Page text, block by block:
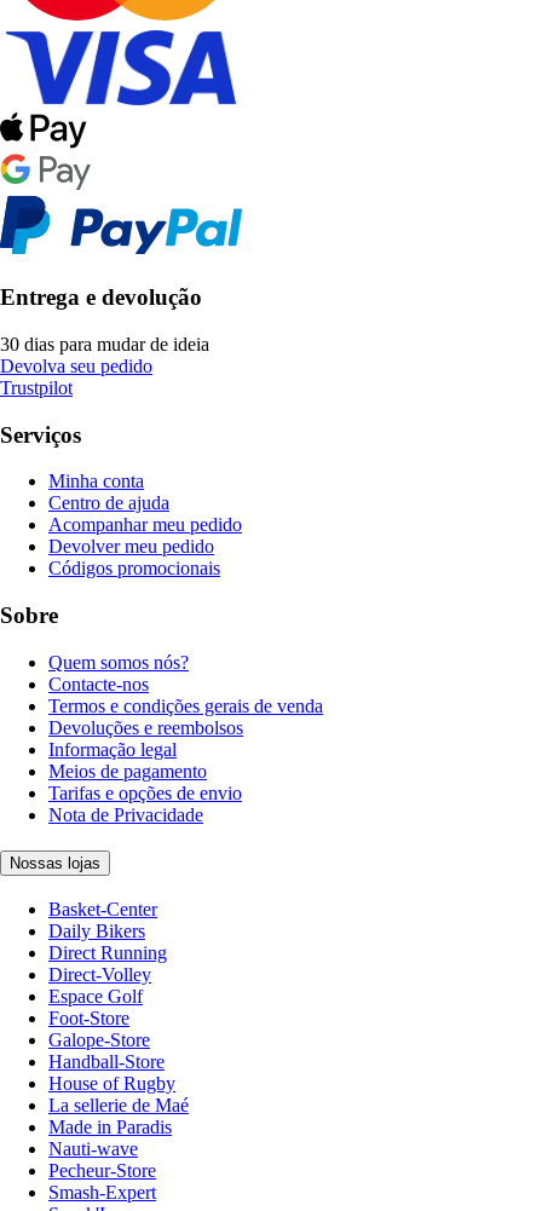
Entrega e devolução
30 dias para mudar de ideia
Devolva seu pedido
Trustpilot
Serviços
Minha conta
Centro de ajuda
Acompanhar meu pedido
Devolver meu pedido
Códigos promocionais
Sobre
Quem somos nós?
Contacte-nos
Termos e condições gerais de venda
Devoluções e reembolsos
Informação legal
Meios de pagamento
Tarifas e opções de envio
Nota de Privacidade
Nossas lojas
Basket-Center
Daily Bikers
Direct Running
Direct-Volley
Espace Golf
Foot-Store
Galope-Store
Handball-Store
House of Rugby
La sellerie de Maé
Made in Paradis
Nauti-wave
Pecheur-Store
Smash-Expert